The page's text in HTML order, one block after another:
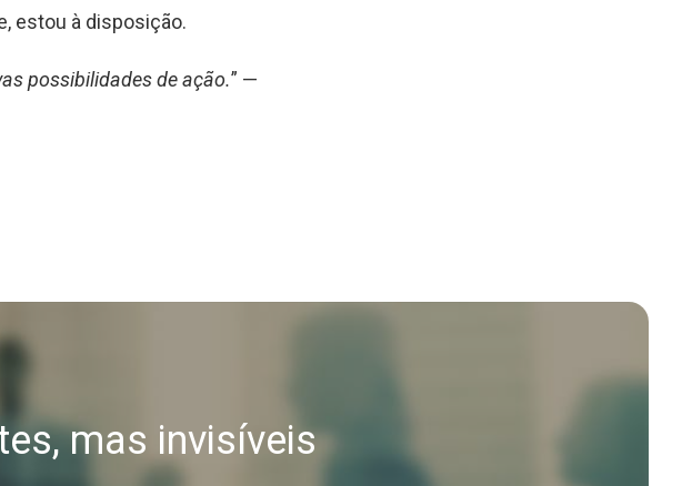
estou à disposição.
possibilidades de ação.” —
mas invisíveis